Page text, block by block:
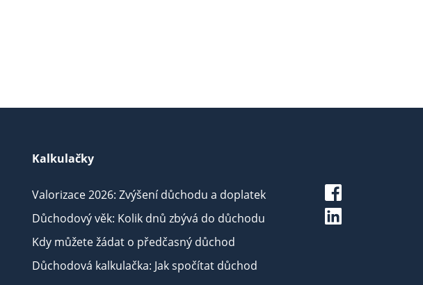
Kalkulačky
Valorizace 2026: Zvýšení důchodu a doplatek
Důchodový věk: Kolik dnů zbývá do důchodu
Kdy můžete žádat o předčasný důchod
Důchodová kalkulačka: Jak spočítat důchod